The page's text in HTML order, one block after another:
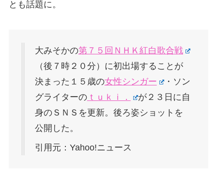
とも話題に。
大みそかの第７５回ＮＨＫ紅白歌合戦
（後７時２０分）に初出場することが
決まった１５歳の女性シンガー
・ソン
グライターのｔｕｋｉ．
が２３日に自
身のＳＮＳを更新。後ろ姿ショットを
公開した。
引用元：Yahoo!ニュース